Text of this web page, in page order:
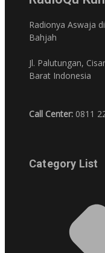
Radionya Aswaja
Bahjah
Jl. Palutungan,
Barat Indonesia
Call Center: 0811
Category List